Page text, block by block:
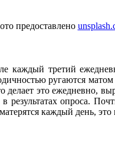
предоставлено
каждый третий
ругаются
делает это ежедневно,
результатах опроса.
каждый день,